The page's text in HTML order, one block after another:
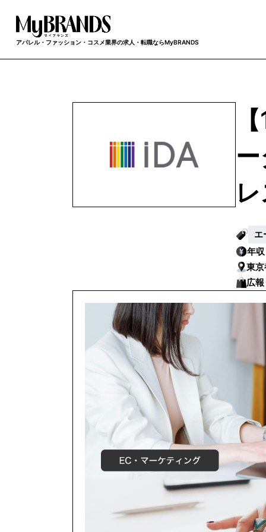
アパレル・ファッション・コスメ業界の求人・転職ならMyBRANDS
エ
年
東京
広報